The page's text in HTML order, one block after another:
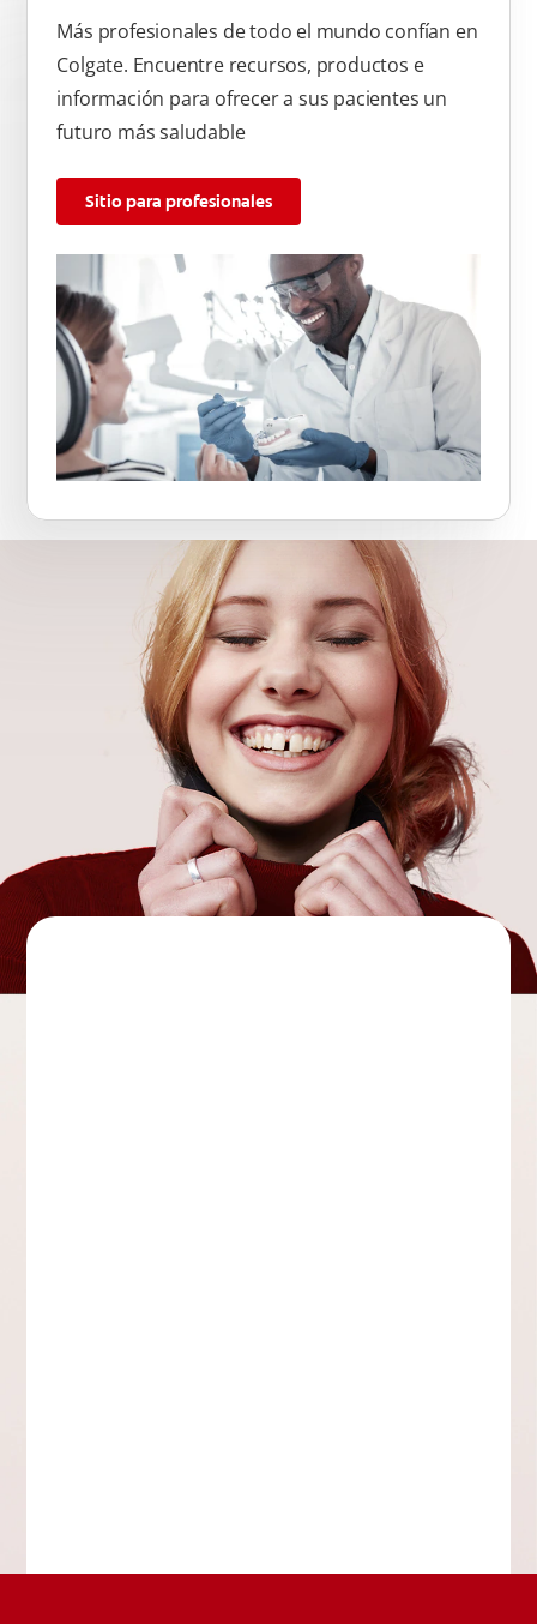
Más profesionales de todo el mundo confían en
Colgate. Encuentre recursos, productos e
información para ofrecer a sus pacientes un
futuro más saludable
Sitio para profesionales